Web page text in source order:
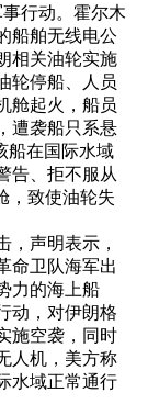
行动。霍尔木
船舶无线电公
相关油轮实施
轮停船、人员
舱起火，船员
遭袭船只系悬
船在国际水域
告、拒不服从
，致使油轮失
声明表示，
命卫队海军出
力的海上船
动，对伊朗格
施空袭，同时
人机，美方称
水域正常通行